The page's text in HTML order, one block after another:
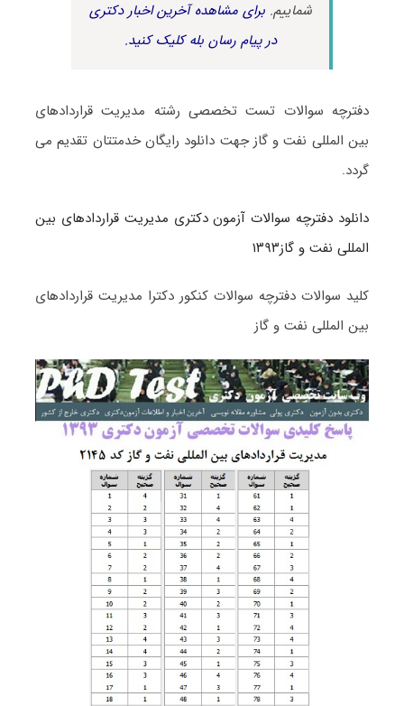
شماییم.برای مشاهده آخرین اخبار دکتری
در پیام رسان بله کلیک کنید.
دفترچه سوالات تست تخصصی رشته مدیریت قراردادهای
بین المللی نفت و گاز جهت دانلود رایگان خدمتتان تقدیم می
گردد.
دانلود دفترچه سوالات آزمون دکتری مدیریت قراردادهای بین
المللی نفت و گاز۱۳۹۳
کلید سوالات دفترچه سوالات کنکور دکترا مدیریت قراردادهای
بین المللی نفت و گاز